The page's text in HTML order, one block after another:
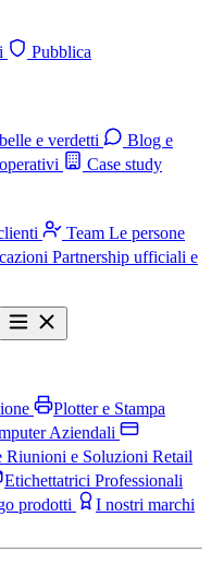
Pubblica
e verdetti
Blog e
Case study
Team Le persone
Partnership ufficiali e
Plotter e Stampa
Aziendali
Riunioni e Soluzioni Retail
Etichettatrici Professionali
prodotti
I nostri marchi